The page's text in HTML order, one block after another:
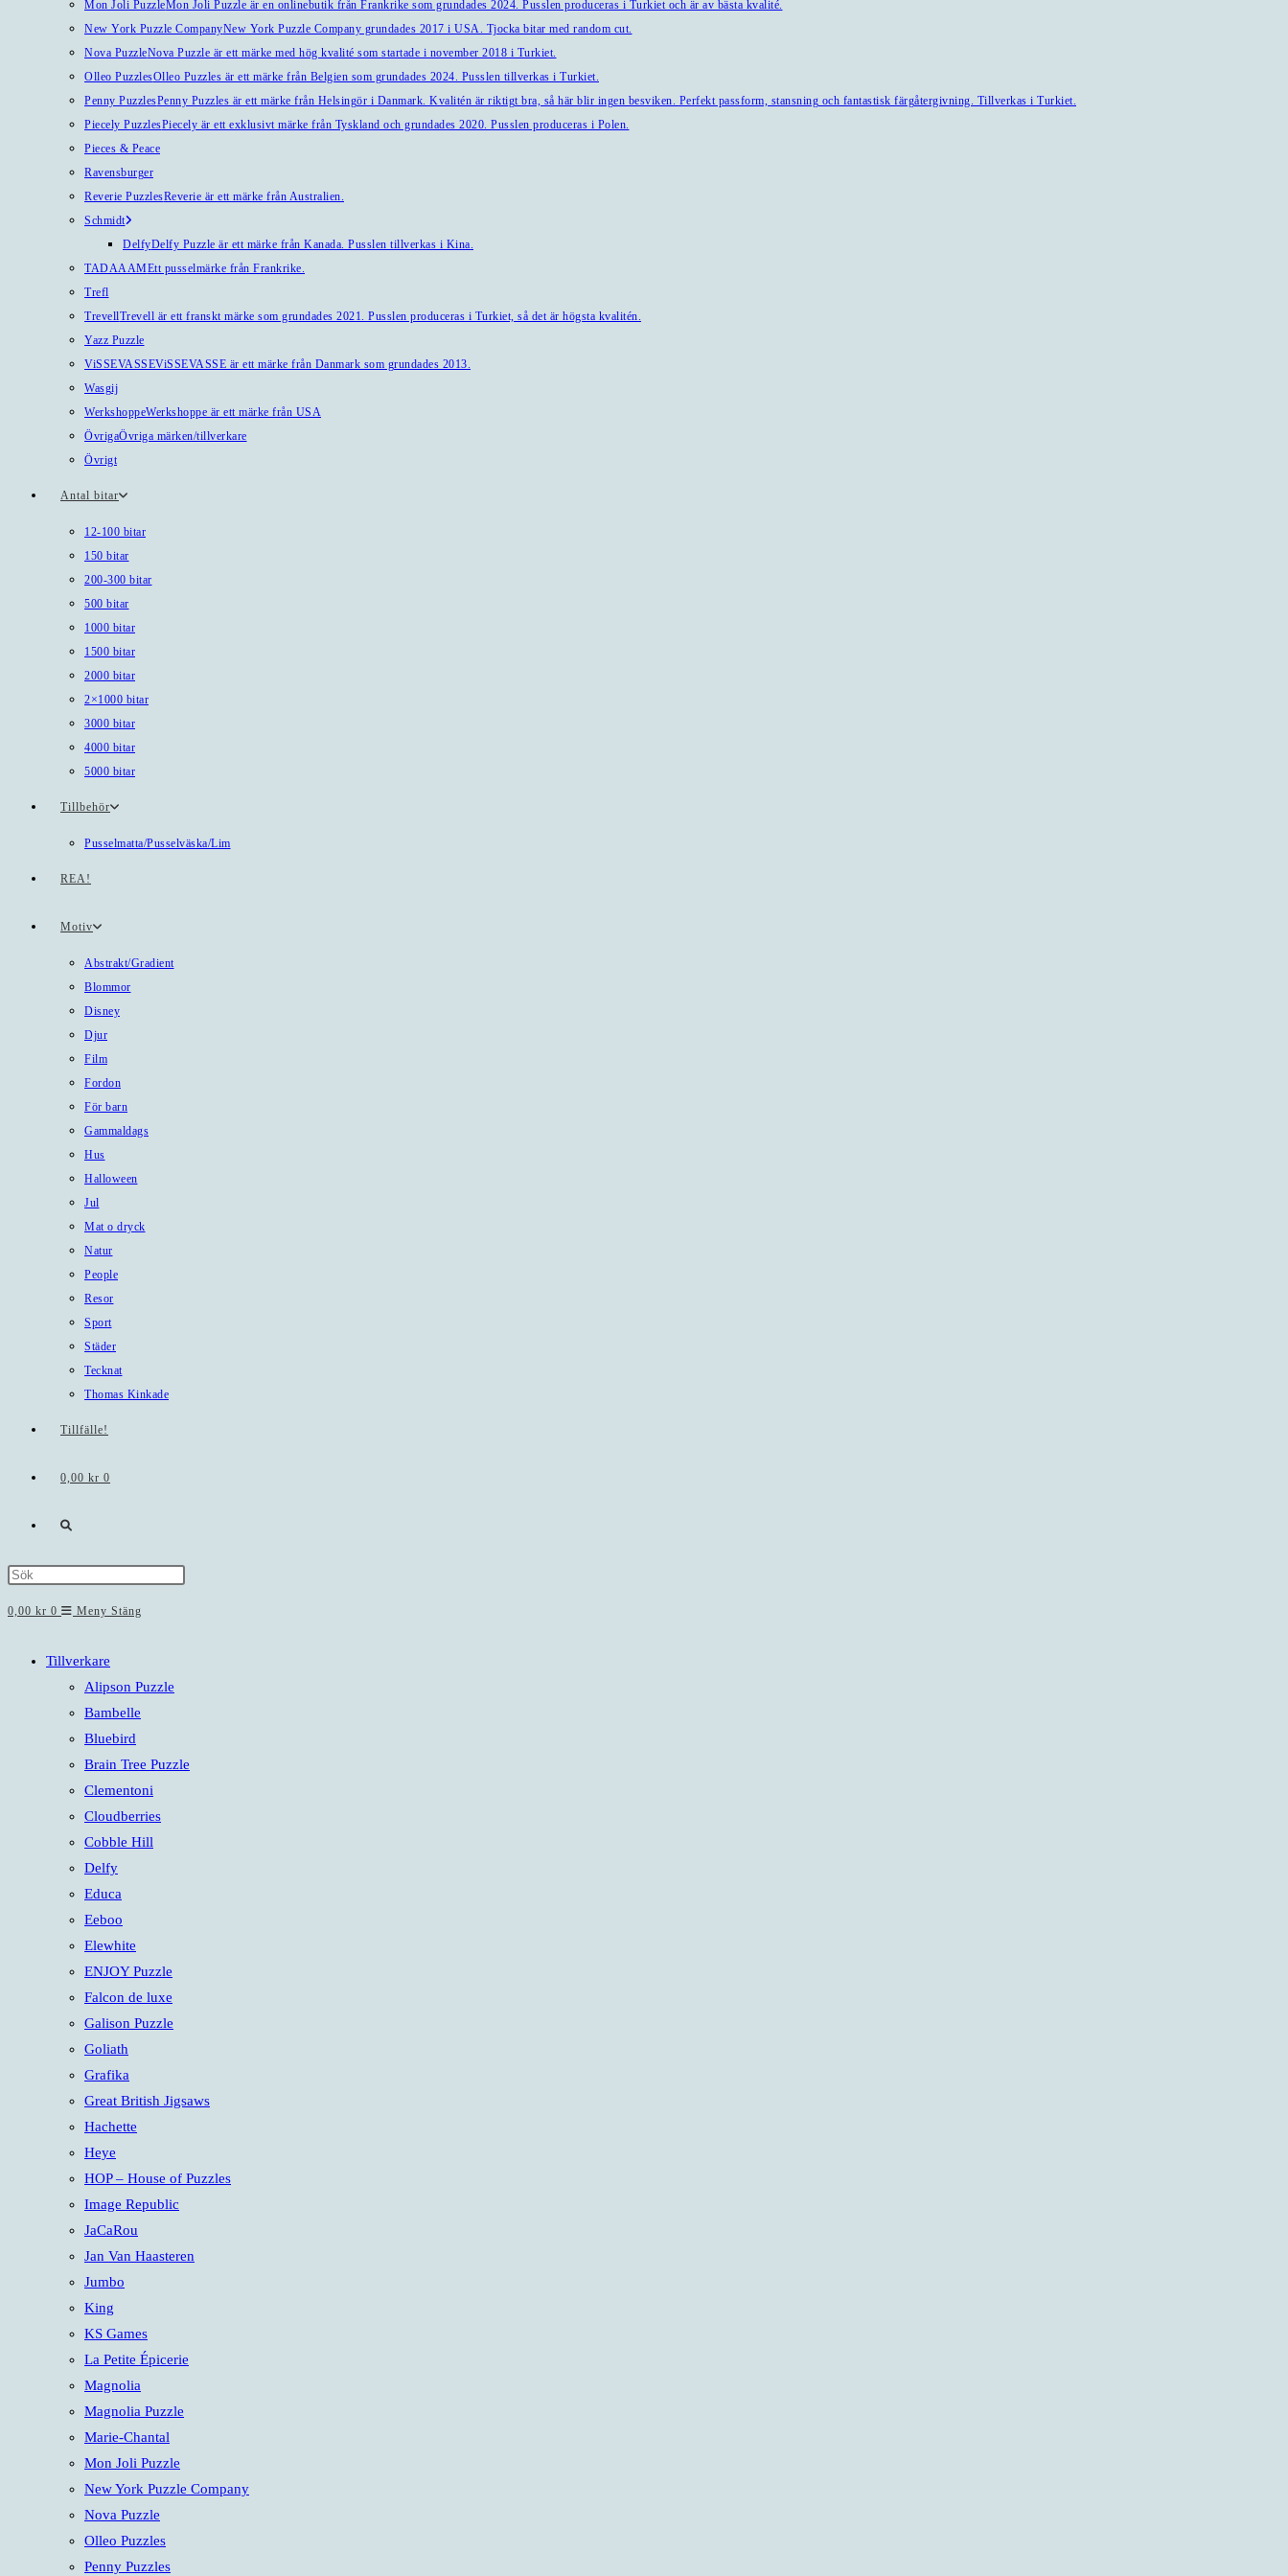
Mon Joli PuzzleMon Joli Puzzle är en onlinebutik från Frankrike som grundades 2024. Pusslen produceras i Turkiet och är av bästa kvalité.
New York Puzzle CompanyNew York Puzzle Company grundades 2017 i USA. Tjocka bitar med random cut.
Nova PuzzleNova Puzzle är ett märke med hög kvalité som startade i november 2018 i Turkiet.
Olleo PuzzlesOlleo Puzzles är ett märke från Belgien som grundades 2024. Pusslen tillverkas i Turkiet.
Penny PuzzlesPenny Puzzles är ett märke från Helsingör i Danmark. Kvalitén är riktigt bra, så här blir ingen besviken. Perfekt passform, stansning och fantastisk färgåtergivning. Tillverkas i Turkiet.
Piecely PuzzlesPiecely är ett exklusivt märke från Tyskland och grundades 2020. Pusslen produceras i Polen.
Pieces & Peace
Ravensburger
Reverie PuzzlesReverie är ett märke från Australien.
Schmidt
DelfyDelfy Puzzle är ett märke från Kanada. Pusslen tillverkas i Kina.
TADAAAMEtt pusselmärke från Frankrike.
Trefl
TrevellTrevell är ett franskt märke som grundades 2021. Pusslen produceras i Turkiet, så det är högsta kvalitén.
Yazz Puzzle
ViSSEVASSEViSSEVASSE är ett märke från Danmark som grundades 2013.
Wasgij
WerkshoppeWerkshoppe är ett märke från USA
ÖvrigaÖvriga märken/tillverkare
Övrigt
Antal bitar
12-100 bitar
150 bitar
200-300 bitar
500 bitar
1000 bitar
1500 bitar
2000 bitar
2×1000 bitar
3000 bitar
4000 bitar
5000 bitar
Tillbehör
Pusselmatta/Pusselväska/Lim
REA!
Motiv
Abstrakt/Gradient
Blommor
Disney
Djur
Film
Fordon
För barn
Gammaldags
Hus
Halloween
Jul
Mat o dryck
Natur
People
Resor
Sport
Städer
Tecknat
Thomas Kinkade
Tillfälle!
0,00 kr 0
Slå
webbplatssökning
0,00 kr 0 Meny Stäng
Tillverkare
Alipson Puzzle
Bambelle
Bluebird
Brain Tree Puzzle
Clementoni
Cloudberries
Cobble Hill
Delfy
Educa
Eeboo
Elewhite
ENJOY Puzzle
Falcon de luxe
Galison Puzzle
Goliath
Grafika
Great British Jigsaws
Hachette
Heye
HOP – House of Puzzles
Image Republic
JaCaRou
Jan Van Haasteren
Jumbo
King
KS Games
La Petite Épicerie
Magnolia
Magnolia Puzzle
Marie-Chantal
Mon Joli Puzzle
New York Puzzle Company
Nova Puzzle
Olleo Puzzles
Penny Puzzles